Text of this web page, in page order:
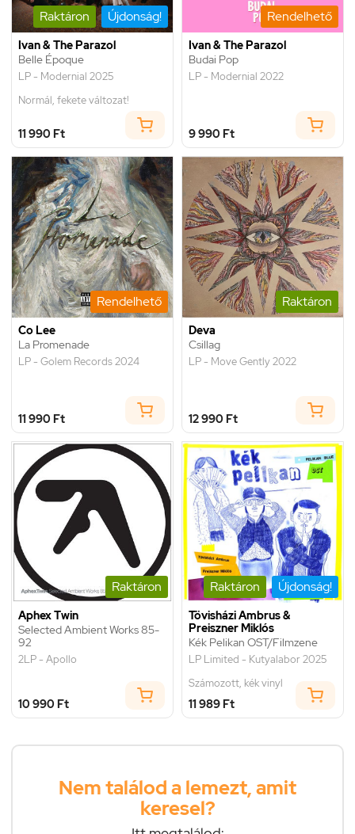
Raktáron Újdonság!
Ivan & The Parazol
Belle Époque
LP - Modernial 2025
Normál, fekete változat!
11 990 Ft
Rendelhető
Ivan & The Parazol
Budai Pop
LP - Modernial 2022
9 990 Ft
Rendelhető
Co Lee
La Promenade
LP - Golem Records 2024
11 990 Ft
Raktáron
Deva
Csillag
LP - Move Gently 2022
12 990 Ft
Raktáron
Aphex Twin
Selected Ambient Works 85-
92
2LP - Apollo
10 990 Ft
Raktáron Újdonság!
Tövisházi Ambrus &
Preiszner Miklós
Kék Pelikan OST/Filmzene
LP Limited - Kutyalabor 2025
Számozott, kék vinyl
11 989 Ft
Nem találod a lemezt, amit
keresel?